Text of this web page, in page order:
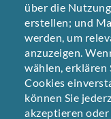
über die
erstellen; und
werden, um
anzuzeigen.
wählen, erklären
Cookies
können Sie
akzeptieren
Freundschaft
Quarantäne-
Also nicht zur
einem guten